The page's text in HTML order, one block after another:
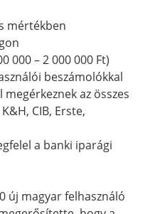
mértékben
000 – 2 000 000 Ft)
beszámolókkal
az összes
CIB, Erste,
a banki iparági
új magyar felhasználó